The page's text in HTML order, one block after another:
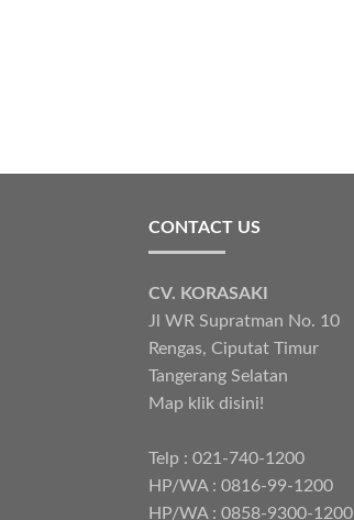
CONTACT US
CV. KORASAKI
Jl WR Supratman No. 10
Rengas, Ciputat Timur
Tangerang Selatan
Map klik disini!
Telp : 021-740-1200
HP/WA : 0816-99-1200
HP/WA : 0858-9300-1200